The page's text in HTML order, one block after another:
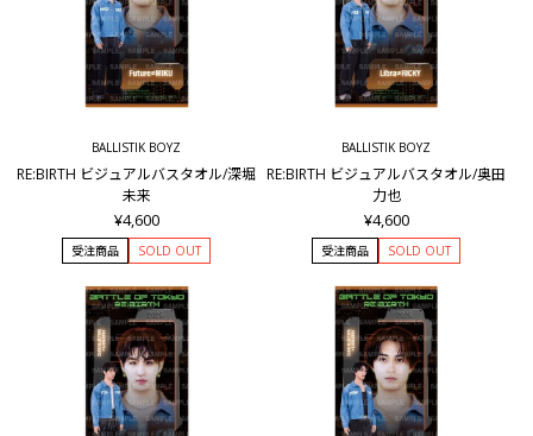
BALLISTIK BOYZ
RE:BIRTH ビジュアルバスタオル/深堀
未来
¥4,600
受注商品 SOLD OUT
BALLISTIK BOYZ
RE:BIRTH ビジュアルバスタオル/奥田
力也
¥4,600
受注商品 SOLD OUT